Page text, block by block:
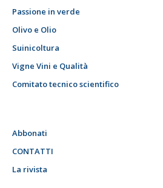
Passione in verde
Olivo e Olio
Suinicoltura
Vigne Vini e Qualità
Comitato tecnico scientifico
Abbonati
CONTATTI
La rivista